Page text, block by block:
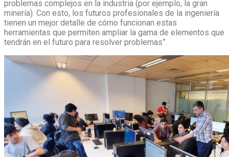
problemas complejos en la industria (por ejemplo, la gran
minería). Con esto, los futuros profesionales de la ingeniería
tienen un mejor detalle de cómo funcionan estas
herramientas que permiten ampliar la gama de elementos que
tendrán en el futuro para resolver problemas”.